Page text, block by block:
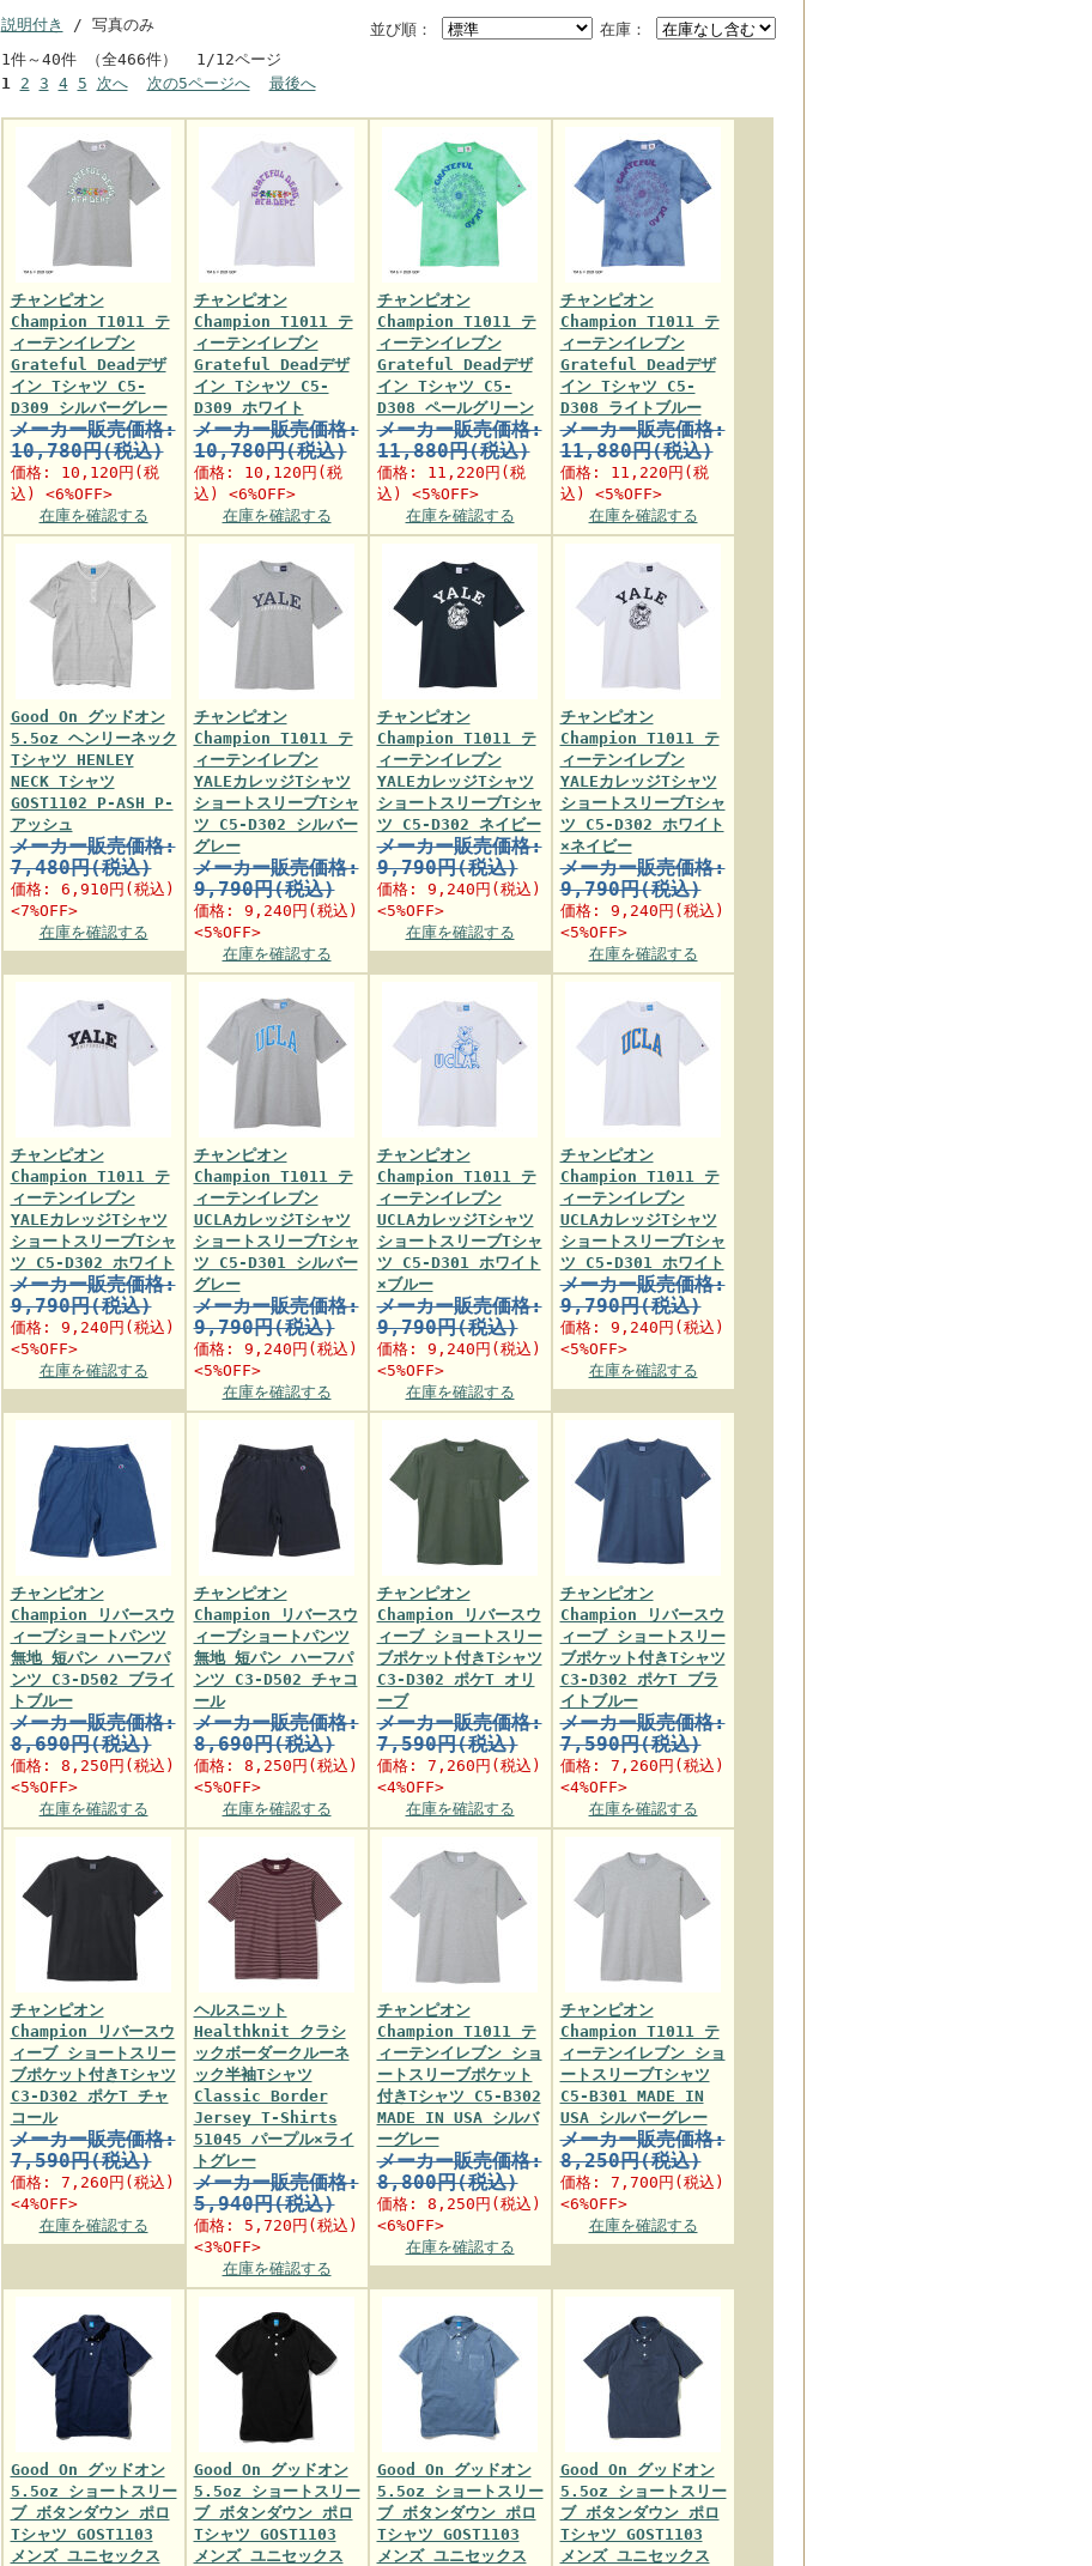
在庫：
並び順：
説明付き
/ 写真のみ
1件～40件 （全466件） 1/12ページ
1
2 3 4 5 次へ 次の5ページへ 最後へ
チャンピオン
Champion T1011 テ
ィーテンイレブン
Grateful Deadデザ
イン Tシャツ C5-
D309 シルバーグレー
メーカー販売価格:
10,780円(税込)
価格: 10,120円 (税
込) <6%OFF>
在庫を確認する
チャンピオン
Champion T1011 テ
ィーテンイレブン
Grateful Deadデザ
イン Tシャツ C5-
D309 ホワイト
メーカー販売価格:
10,780円(税込)
価格: 10,120円 (税
込) <6%OFF>
在庫を確認する
チャンピオン
Champion T1011 テ
ィーテンイレブン
Grateful Deadデザ
イン Tシャツ C5-
D308 ペールグリーン
メーカー販売価格:
11,880円(税込)
価格: 11,220円 (税
込) <5%OFF>
在庫を確認する
チャンピオン
Champion T1011 テ
ィーテンイレブン
Grateful Deadデザ
イン Tシャツ C5-
D308 ライトブルー
メーカー販売価格:
11,880円(税込)
価格: 11,220円 (税
込) <5%OFF>
在庫を確認する
Good On グッドオン
5.5oz ヘンリーネック
Tシャツ HENLEY
NECK Tシャツ
GOST1102 P-ASH P-
アッシュ
メーカー販売価格:
7,480円(税込)
価格: 6,910円 (税込)
<7%OFF>
在庫を確認する
チャンピオン
Champion T1011 テ
ィーテンイレブン
YALEカレッジTシャツ
ショートスリーブTシャ
ツ C5-D302 シルバー
グレー
メーカー販売価格:
9,790円(税込)
価格: 9,240円 (税込)
<5%OFF>
在庫を確認する
チャンピオン
Champion T1011 テ
ィーテンイレブン
YALEカレッジTシャツ
ショートスリーブTシャ
ツ C5-D302 ネイビー
メーカー販売価格:
9,790円(税込)
価格: 9,240円 (税込)
<5%OFF>
在庫を確認する
チャンピオン
Champion T1011 テ
ィーテンイレブン
YALEカレッジTシャツ
ショートスリーブTシャ
ツ C5-D302 ホワイト
×ネイビー
メーカー販売価格:
9,790円(税込)
価格: 9,240円 (税込)
<5%OFF>
在庫を確認する
チャンピオン
Champion T1011 テ
ィーテンイレブン
YALEカレッジTシャツ
ショートスリーブTシャ
ツ C5-D302 ホワイト
メーカー販売価格:
9,790円(税込)
価格: 9,240円 (税込)
<5%OFF>
在庫を確認する
チャンピオン
Champion T1011 テ
ィーテンイレブン
UCLAカレッジTシャツ
ショートスリーブTシャ
ツ C5-D301 シルバー
グレー
メーカー販売価格:
9,790円(税込)
価格: 9,240円 (税込)
<5%OFF>
在庫を確認する
チャンピオン
Champion T1011 テ
ィーテンイレブン
UCLAカレッジTシャツ
ショートスリーブTシャ
ツ C5-D301 ホワイト
×ブルー
メーカー販売価格:
9,790円(税込)
価格: 9,240円 (税込)
<5%OFF>
在庫を確認する
チャンピオン
Champion T1011 テ
ィーテンイレブン
UCLAカレッジTシャツ
ショートスリーブTシャ
ツ C5-D301 ホワイト
メーカー販売価格:
9,790円(税込)
価格: 9,240円 (税込)
<5%OFF>
在庫を確認する
チャンピオン
Champion リバースウ
ィーブショートパンツ
無地 短パン ハーフパ
ンツ C3-D502 ブライ
トブルー
メーカー販売価格:
8,690円(税込)
価格: 8,250円 (税込)
<5%OFF>
在庫を確認する
チャンピオン
Champion リバースウ
ィーブショートパンツ
無地 短パン ハーフパ
ンツ C3-D502 チャコ
ール
メーカー販売価格:
8,690円(税込)
価格: 8,250円 (税込)
<5%OFF>
在庫を確認する
チャンピオン
Champion リバースウ
ィーブ ショートスリー
ブポケット付きTシャツ
C3-D302 ポケT オリ
ーブ
メーカー販売価格:
7,590円(税込)
価格: 7,260円 (税込)
<4%OFF>
在庫を確認する
チャンピオン
Champion リバースウ
ィーブ ショートスリー
ブポケット付きTシャツ
C3-D302 ポケT ブラ
イトブルー
メーカー販売価格:
7,590円(税込)
価格: 7,260円 (税込)
<4%OFF>
在庫を確認する
チャンピオン
Champion リバースウ
ィーブ ショートスリー
ブポケット付きTシャツ
C3-D302 ポケT チャ
コール
メーカー販売価格:
7,590円(税込)
価格: 7,260円 (税込)
<4%OFF>
在庫を確認する
ヘルスニット
Healthknit クラシ
ックボーダークルーネ
ック半袖Tシャツ
Classic Border
Jersey T-Shirts
51045 パープル×ライ
トグレー
メーカー販売価格:
5,940円(税込)
価格: 5,720円 (税込)
<3%OFF>
在庫を確認する
チャンピオン
Champion T1011 テ
ィーテンイレブン ショ
ートスリーブポケット
付きTシャツ C5-B302
MADE IN USA シルバ
ーグレー
メーカー販売価格:
8,800円(税込)
価格: 8,250円 (税込)
<6%OFF>
在庫を確認する
チャンピオン
Champion T1011 テ
ィーテンイレブン ショ
ートスリーブTシャツ
C5-B301 MADE IN
USA シルバーグレー
メーカー販売価格:
8,250円(税込)
価格: 7,700円 (税込)
<6%OFF>
在庫を確認する
Good On グッドオン
5.5oz ショートスリー
ブ ボタンダウン ポロ
Tシャツ GOST1103
メンズ ユニセックス
Good On グッドオン
5.5oz ショートスリー
ブ ボタンダウン ポロ
Tシャツ GOST1103
メンズ ユニセックス
Good On グッドオン
5.5oz ショートスリー
ブ ボタンダウン ポロ
Tシャツ GOST1103
メンズ ユニセックス
Good On グッドオン
5.5oz ショートスリー
ブ ボタンダウン ポロ
Tシャツ GOST1103
メンズ ユニセックス